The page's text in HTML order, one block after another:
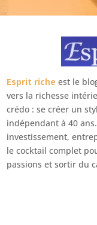
Esprit riche est le
vers la richesse
crédo : se créer un
indépendant à 40
investissement,
le cocktail complet
passions et sortir du